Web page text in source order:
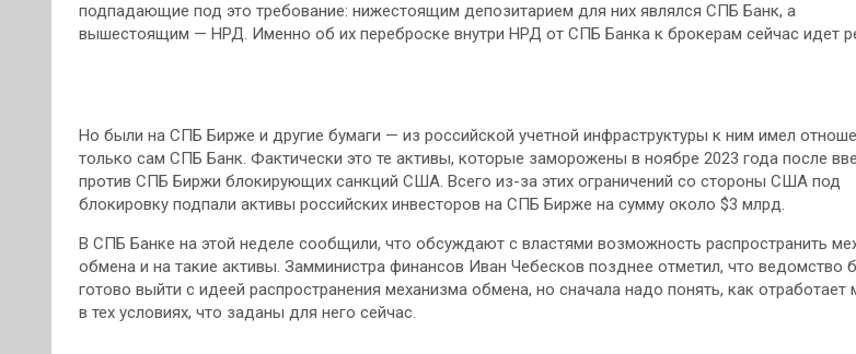
подпадающие под это требование: нижестоящим депозитарием для них являлся СПБ Банк, а
вышестоящим — НРД. Именно об их переброске внутри НРД от СПБ Банка к брокерам сейчас идет
Но были на СПБ Бирже и другие бумаги — из российской учетной инфраструктуры к ним имел
только сам СПБ Банк. Фактически это те активы, которые заморожены в ноябре 2023 года после
против СПБ Биржи блокирующих санкций США. Всего из-за этих ограничений со стороны США под
блокировку подпали активы российских инвесторов на СПБ Бирже на сумму около $3 млрд.
В СПБ Банке на этой неделе сообщили, что обсуждают с властями возможность распространить
обмена и на такие активы. Замминистра финансов Иван Чебесков позднее отметил, что ведомство
готово выйти с идеей распространения механизма обмена, но сначала надо понять, как отработает
в тех условиях, что заданы для него сейчас.